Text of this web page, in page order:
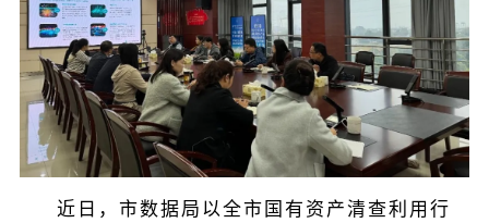
近日，市数据局以全市国有资产清查利用行